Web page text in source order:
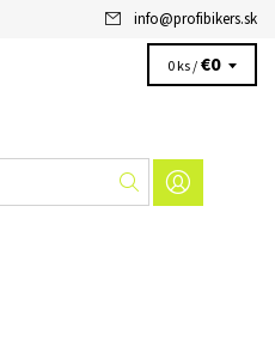
info@profibikers.sk
0 ks /€0